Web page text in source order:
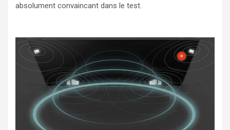
absolument convaincant dans le test.